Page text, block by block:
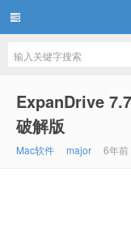
ExpanDrive
破解版
Mac软件 major 6年